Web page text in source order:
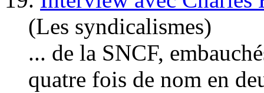
(Les syndicalismes)
... de la SNCF,
quatre fois de nom en